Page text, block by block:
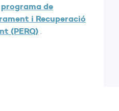
programa de
i Recuperació
(PERQ)